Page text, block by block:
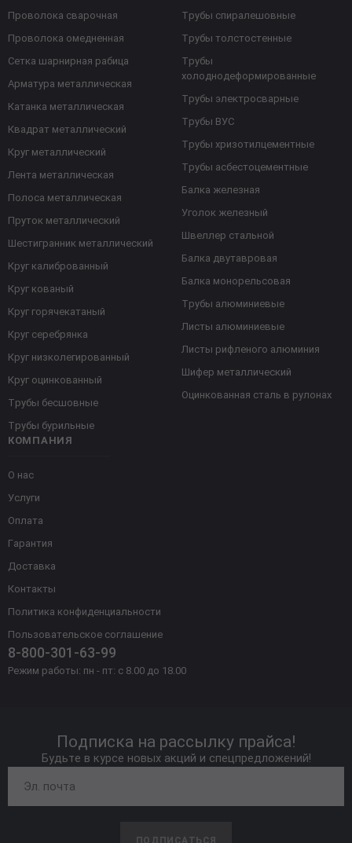
КОМПАНИЯ
О нас
Услуги
Оплата
Гарантия
Доставка
Контакты
Политика конфиденциальности
Пользовательское соглашение
8-800-301-63-99
Режим работы: пн - пт: с 8.00 до 18.00
Проволока сварочная
Проволока омедненная
Сетка шарнирная рабица
Арматура металлическая
Катанка металлическая
Квадрат металлический
Круг металлический
Лента металлическая
Полоса металлическая
Пруток металлический
Шестигранник металлический
Круг калиброванный
Круг кованый
Круг горячекатаный
Круг серебрянка
Круг низколегированный
Круг оцинкованный
Трубы бесшовные
Трубы бурильные
Трубы спиралешовные
Трубы толстостенные
Трубы
холоднодеформированные
Трубы электросварные
Трубы ВУС
Трубы хризотилцементные
Трубы асбестоцементные
Балка железная
Уголок железный
Швеллер стальной
Балка двутавровая
Балка монорельсовая
Трубы алюминиевые
Листы алюминиевые
Листы рифленого алюминия
Шифер металлический
Оцинкованная сталь в рулонах
Подписка на рассылку прайса!
Будьте в курсе новых акций и спецпредложений!
ПОДПИСАТЬСЯ